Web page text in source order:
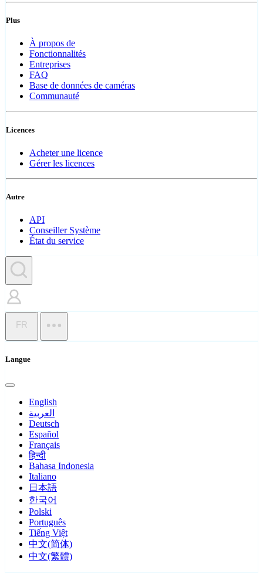
Plus
À propos de
Fonctionnalités
Entreprises
FAQ
Base de données de caméras
Communauté
Licences
Acheter une licence
Gérer les licences
Autre
API
Conseiller Système
État du service
FR
Langue
English
العربية
Deutsch
Español
Français
हिन्दी
Bahasa Indonesia
Italiano
日本語
한국어
Polski
Português
Tiếng Việt
中文(简体)
中文(繁體)